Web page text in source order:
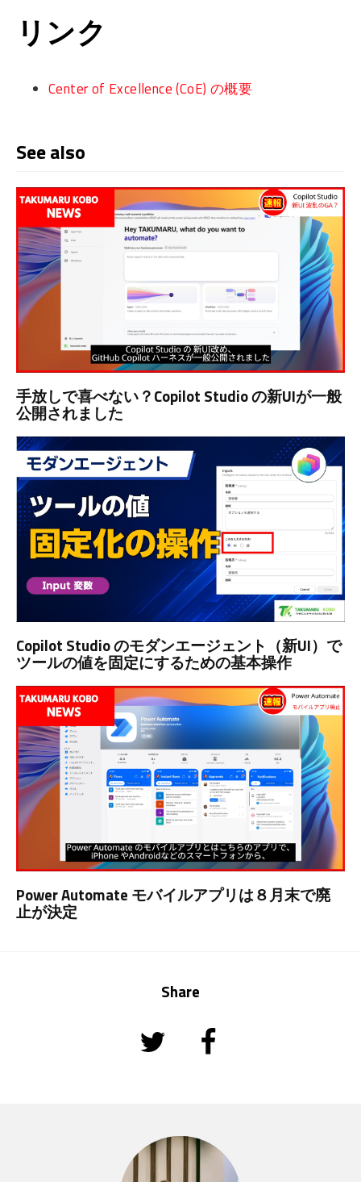
リンク
Center of Excellence (CoE) の概要
See also
手放しで喜べない？Copilot Studio の新UIが一般
公開されました
Copilot Studio のモダンエージェント（新UI）で
ツールの値を固定にするための基本操作
Power Automate モバイルアプリは８月末で廃
止が決定
Share